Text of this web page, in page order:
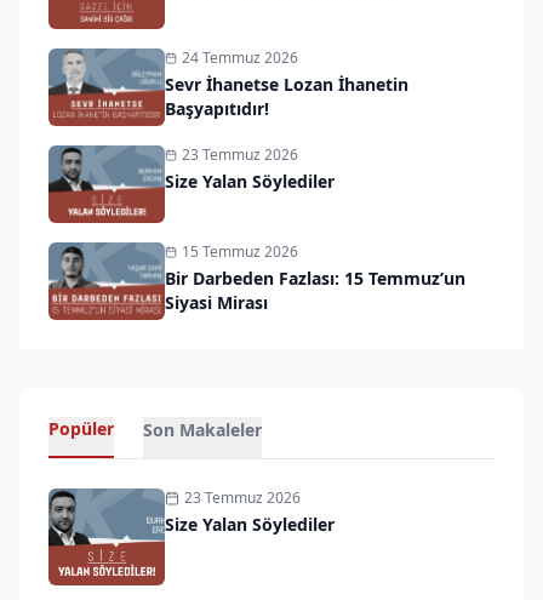
24 Temmuz 2026
Sevr İhanetse Lozan İhanetin
Başyapıtıdır!
23 Temmuz 2026
Size Yalan Söylediler
15 Temmuz 2026
Bir Darbeden Fazlası: 15 Temmuz’un
Siyasi Mirası
Popüler Son Makaleler
23 Temmuz 2026
Size Yalan Söylediler